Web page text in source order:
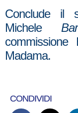
Conclude il
Michele
Madama.
CONDIVIDI